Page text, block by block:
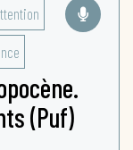
(Puf)